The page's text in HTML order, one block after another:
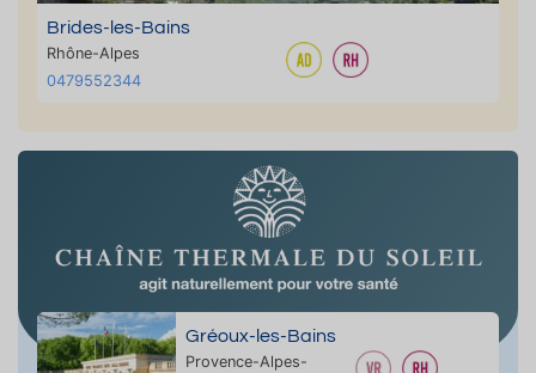
Brides-les-Bains
Rhône-Alpes
0479552344
Gréoux-les-Bains
Provence-Alpes-